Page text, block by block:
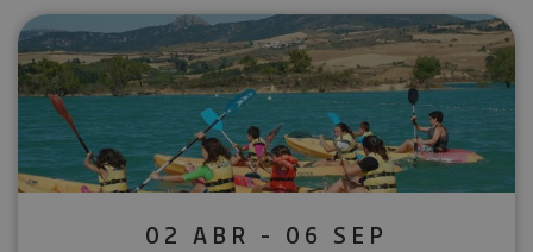
02 ABR - 06 SEP